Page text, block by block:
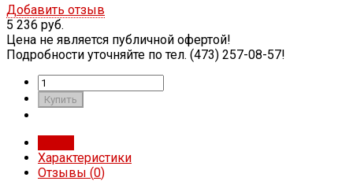
Добавить отзыв
5 236 руб.
Цена не является публичной офертой!
Подробности уточняйте по тел. (473) 257-08-57!
Характеристики
Отзывы (0)